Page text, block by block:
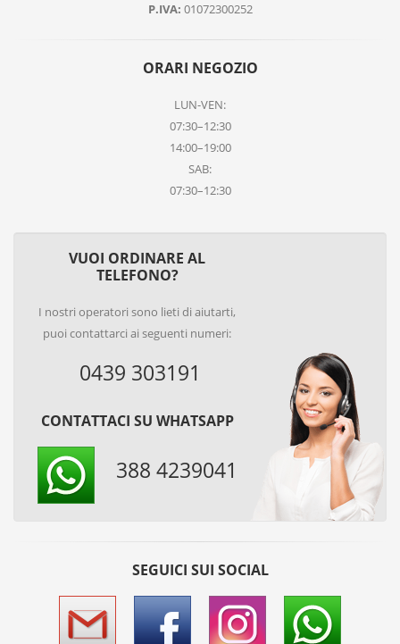
P.IVA: 01072300252
ORARI NEGOZIO
LUN-VEN:
07:30–12:30
14:00–19:00
SAB:
07:30–12:30
VUOI ORDINARE AL
TELEFONO?
I nostri operatori sono lieti di aiutarti,
puoi contattarci ai seguenti numeri:
0439 303191
CONTATTACI SU WHATSAPP
388 4239041
SEGUICI SUI SOCIAL